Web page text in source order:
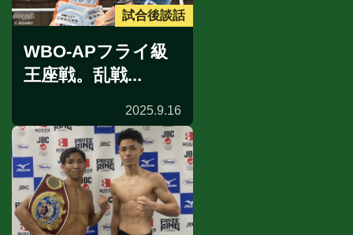
試合後談話
WBO-APフライ級
王座戦。乱戦...
2025.9.16